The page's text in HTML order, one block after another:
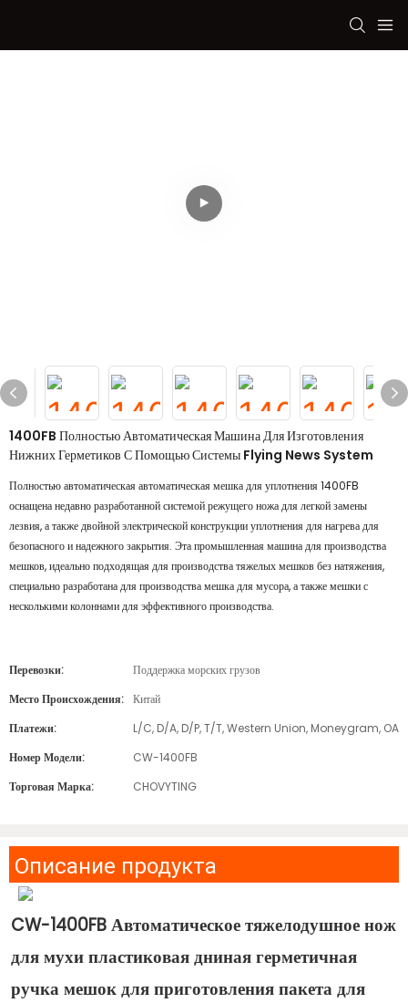
1400FB Полностью Автоматическая Машина Для Изготовления
Нижних Герметиков С Помощью Системы Flying News System
Полностью автоматическая автоматическая мешка для уплотнения 1400FB
оснащена недавно разработанной системой режущего ножа для легкой замены
лезвия, а также двойной электрической конструкции уплотнения для нагрева для
безопасного и надежного закрытия. Эта промышленная машина для производства
мешков, идеально подходящая для производства тяжелых мешков без натяжения,
специально разработана для производства мешка для мусора, а также мешки с
несколькими колоннами для эффективного производства.
Перевозки:
Поддержка морских грузов
Место Происхождения: Китай
Платежи:
L/C, D/A, D/P, T/T, Western Union, Moneygram, OA
Номер Модели:
CW-1400FB
Торговая Марка:
CHOVYTING
Описание продукта
CW-1400FB Автоматическое тяжелодушное нож
для мухи пластиковая дниная герметичная
ручка мешок для приготовления пакета для